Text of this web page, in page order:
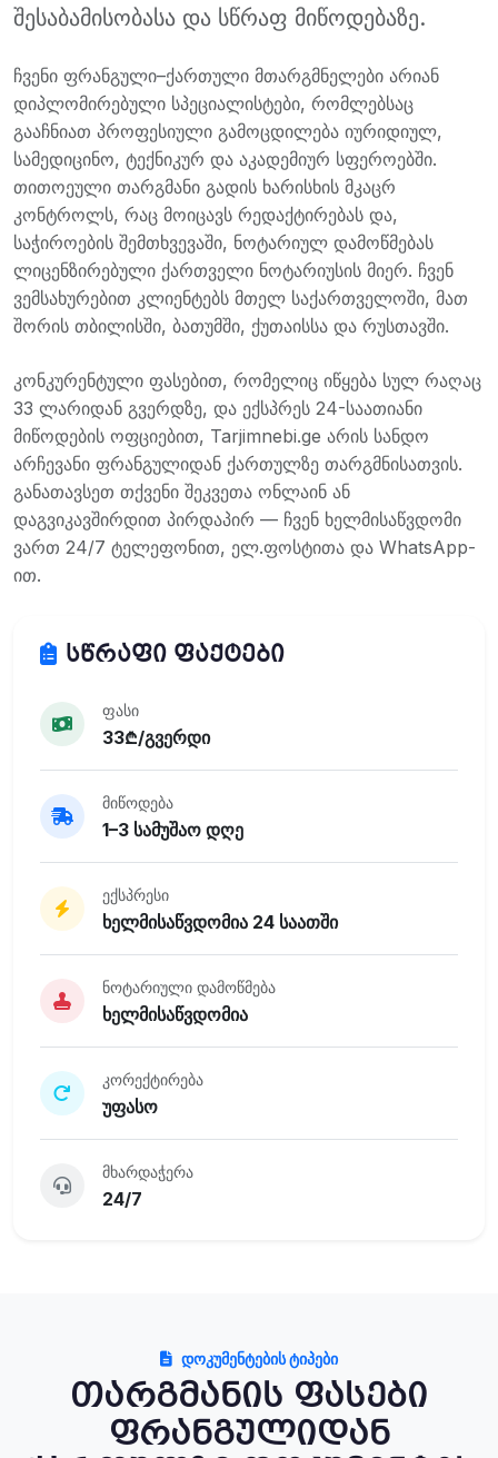
შესაბამისობასა და სწრაფ მიწოდებაზე.
ჩვენი ფრანგული–ქართული მთარგმნელები არიან
დიპლომირებული სპეციალისტები, რომლებსაც
გააჩნიათ პროფესიული გამოცდილება იურიდიულ,
სამედიცინო, ტექნიკურ და აკადემიურ სფეროებში.
თითოეული თარგმანი გადის ხარისხის მკაცრ
კონტროლს, რაც მოიცავს რედაქტირებას და,
საჭიროების შემთხვევაში, ნოტარიულ დამოწმებას
ლიცენზირებული ქართველი ნოტარიუსის მიერ. ჩვენ
ვემსახურებით კლიენტებს მთელ საქართველოში, მათ
შორის თბილისში, ბათუმში, ქუთაისსა და რუსთავში.
კონკურენტული ფასებით, რომელიც იწყება სულ რაღაც
33 ლარიდან გვერდზე, და ექსპრეს 24-საათიანი
მიწოდების ოფციებით, Tarjimnebi.ge არის სანდო
არჩევანი ფრანგულიდან ქართულზე თარგმნისათვის.
განათავსეთ თქვენი შეკვეთა ონლაინ ან
დაგვიკავშირდით პირდაპირ — ჩვენ ხელმისაწვდომი
ვართ 24/7 ტელეფონით, ელ.ფოსტითა და WhatsApp-
ით.
სწრაფი ფაქტები
ფასი
33₾/გვერდი
მიწოდება
1–3 სამუშაო დღე
ექსპრესი
ხელმისაწვდომია 24 საათში
ნოტარიული დამოწმება
ხელმისაწვდომია
კორექტირება
უფასო
მხარდაჭერა
24/7
ᲓᲝᲙᲣᲛᲔᲜᲢᲔᲑᲘᲡ ᲢᲘᲞᲔᲑᲘ
თარგმანის ფასები
ფრანგულიდან